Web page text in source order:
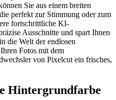
Sie aus einem breiten
perfekt zur Stimmung oder zum
fortschrittliche KI-
Ausschnitte und spart Ihnen
die Welt der endlosen
Fotos mit dem
von Pixelcut ein frisches,
Hintergrundfarbe